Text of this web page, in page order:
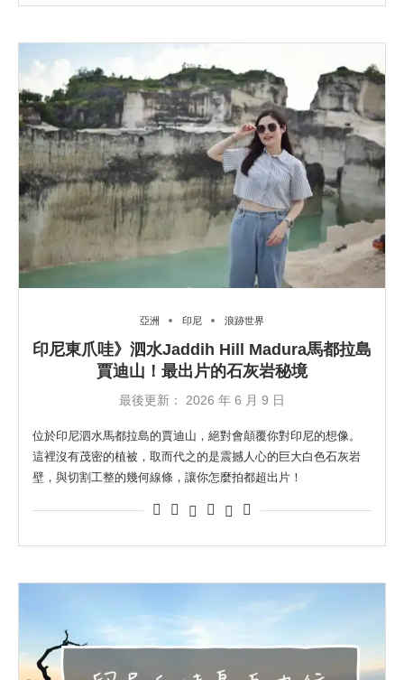
亞洲 印尼 浪跡世界
印尼東爪哇》泗水Jaddih Hill Madura馬都拉島
賈迪山！最出片的石灰岩秘境
最後更新： 2026 年 6 月 9 日
位於印尼泗水馬都拉島的賈迪山，絕對會顛覆你對印尼的想像。
這裡沒有茂密的植被，取而代之的是震撼人心的巨大白色石灰岩
壁，與切割工整的幾何線條，讓你怎麼拍都超出片！